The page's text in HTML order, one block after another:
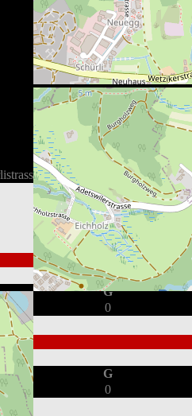
7, 8344 Bäretswil, Schweiz
G
0
G
0